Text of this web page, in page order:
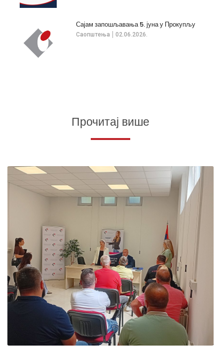
Саопштења 02.06.2026.
Сајам запошљавања 5. јуна у Прокупљу
Прочитај више